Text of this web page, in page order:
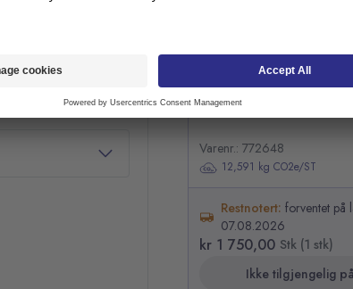
Stativ TORK gulv W1 rød/
Varenr.: 772648
12,591 kg CO2e/ST
Restnotert: forventet på
07.08.2026
kr 1 750,00 Stk (1 stk)
Ikke tilgjengelig